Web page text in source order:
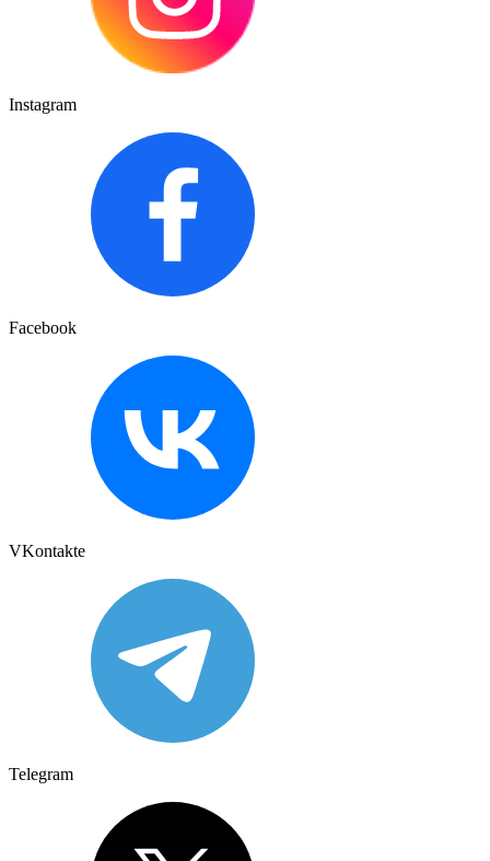
Instagram
Facebook
VKontakte
Telegram